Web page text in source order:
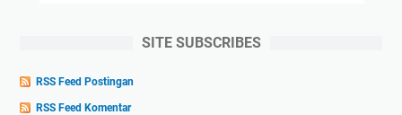
SITE SUBSCRIBES
RSS Feed Postingan
RSS Feed Komentar